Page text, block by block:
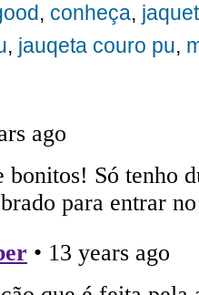
, conheça,
, jauqeta couro pu,